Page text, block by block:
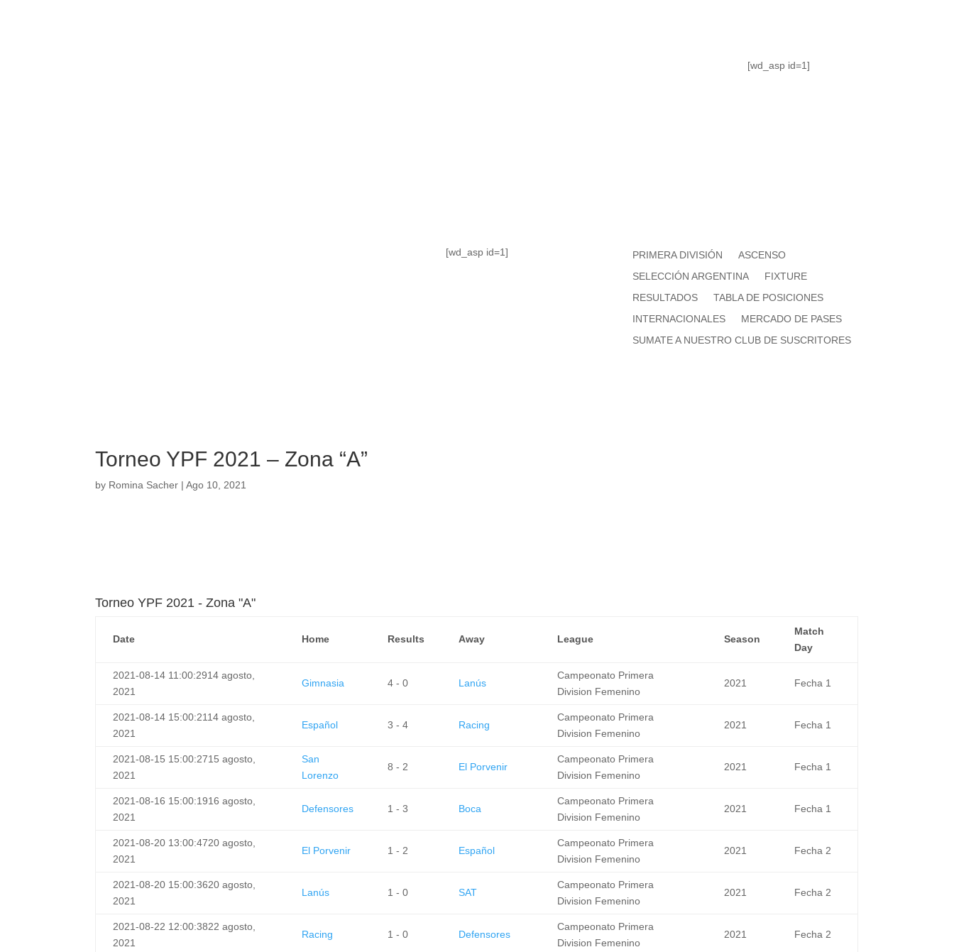
[wd_asp id=1]
[wd_asp id=1] PRIMERA DIVISIÓN
ASCENSO
SELECCIÓN ARGENTINA
FIXTURE
RESULTADOS
TABLA DE POSICIONES
INTERNACIONALES
MERCADO DE PASES
SUMATE A NUESTRO CLUB DE SUSCRITORES
Torneo YPF 2021 – Zona “A”
by Romina Sacher |Ago 10, 2021
Torneo YPF 2021 - Zona "A"
Date Home Results Away League Season
Match
Day
2021-08-14 11:00:2914 agosto,
2021
Gimnasia 4 - 0 Lanús
Campeonato Primera
Division Femenino
2021 Fecha 1
2021-08-14 15:00:2114 agosto,
2021
Español 3 - 4 Racing
Campeonato Primera
Division Femenino
2021 Fecha 1
2021-08-15 15:00:2715 agosto,
2021
San
Lorenzo
8 - 2 El Porvenir
Campeonato Primera
Division Femenino
2021 Fecha 1
2021-08-16 15:00:1916 agosto,
2021
Defensores 1 - 3 Boca
Campeonato Primera
Division Femenino
2021 Fecha 1
2021-08-20 13:00:4720 agosto,
2021
El Porvenir 1 - 2 Español
Campeonato Primera
Division Femenino
2021 Fecha 2
2021-08-20 15:00:3620 agosto,
2021
Lanús 1 - 0 SAT
Campeonato Primera
Division Femenino
2021 Fecha 2
2021-08-22 12:00:3822 agosto,
2021
Racing 1 - 0 Defensores
Campeonato Primera
Division Femenino
2021 Fecha 2